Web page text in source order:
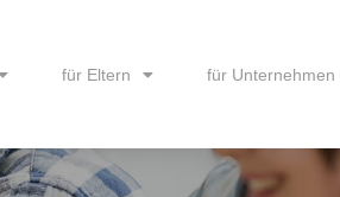
für Eltern für Unternehmen